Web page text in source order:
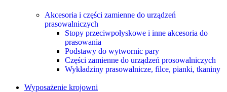
Akcesoria i części zamienne do urządzeń
prasowalniczych
Stopy przeciwpołyskowe i inne akcesoria do
prasowania
Podstawy do wytwornic pary
Części zamienne do urządzeń prosowalniczych
Wykładziny prasowalnicze, filce, pianki, tkaniny
Wyposażenie krojowni